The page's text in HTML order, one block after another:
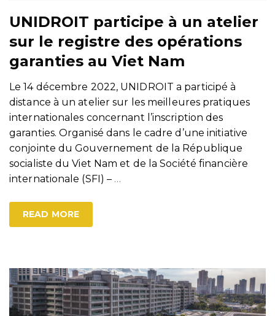
UNIDROIT participe à un atelier
sur le registre des opérations
garanties au Viet Nam
Le 14 décembre 2022, UNIDROIT a participé à
distance à un atelier sur les meilleures pratiques
internationales concernant l’inscription des
garanties. Organisé dans le cadre d’une initiative
conjointe du Gouvernement de la République
socialiste du Viet Nam et de la Société financière
internationale (SFI) – …
READ MORE